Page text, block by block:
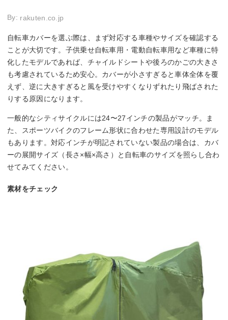
By: rakuten.co.jp
自転車カバーを選ぶ際は、まず対応する車種やサイズを確認する
ことが大切です。子供乗せ自転車用・電動自転車用など車種に特
化したモデルであれば、チャイルドシートや後ろのかごの大きさ
も考慮されているため安心。カバーが小さすぎると車体全体を覆
えず、逆に大きすぎると風を受けやすくなりずれたり飛ばされた
りする原因になります。
一般的なシティサイクルには24〜27インチの製品がマッチ。ま
た、スポーツバイクのフレーム形状に合わせた専用設計のモデル
もあります。対応インチが明記されていない製品の場合は、カバ
ーの展開サイズ（長さ×幅×高さ）と自転車のサイズを照らし合わ
せてみてください。
素材をチェック